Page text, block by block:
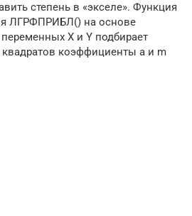
степень в «экселе». Функция
ЛГРФПРИБЛ() на основе
Х и Y подбирает
коэффициенты а и m